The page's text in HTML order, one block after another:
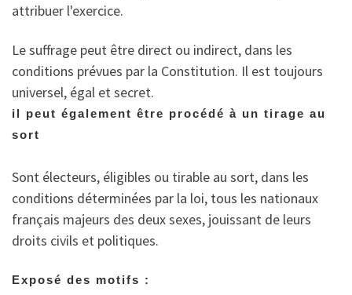
attribuer l'exercice.
Le suffrage peut être direct ou indirect, dans les
conditions prévues par la Constitution. Il est toujours
universel, égal et secret.
il peut également être procédé à un tirage au
sort
Sont électeurs, éligibles ou tirable au sort, dans les
conditions déterminées par la loi, tous les nationaux
français majeurs des deux sexes, jouissant de leurs
droits civils et politiques.
Exposé des motifs :